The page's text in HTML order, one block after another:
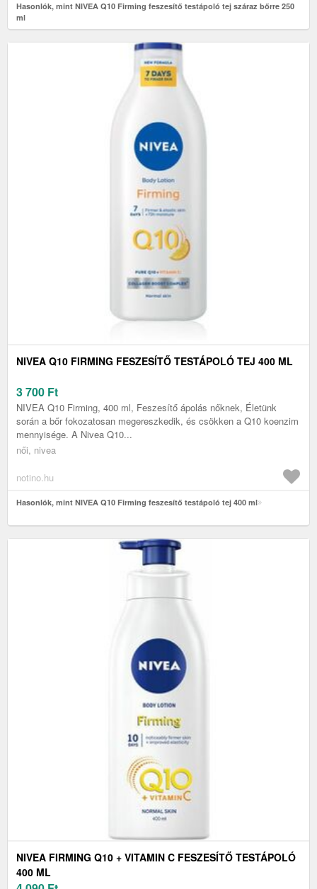
Hasonlók, mint NIVEA Q10 Firming feszesítő testápoló tej száraz bőrre 250
ml
NIVEA Q10 FIRMING FESZESÍTŐ TESTÁPOLÓ TEJ 400 ML
3 700 Ft
NIVEA Q10 Firming, 400 ml, Feszesítő ápolás nőknek, Életünk
során a bőr fokozatosan megereszkedik, és csökken a Q10 koenzim
mennyisége. A Nivea Q10...
női, nivea
notino.hu
Hasonlók, mint NIVEA Q10 Firming feszesítő testápoló tej 400 ml
NIVEA FIRMING Q10 + VITAMIN C FESZESÍTŐ TESTÁPOLÓ
400 ML